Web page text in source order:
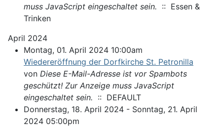
muss JavaScript eingeschaltet sein. :: Essen &
Trinken
April 2024
Montag, 01. April 2024 10:00am
Wiedereröffnung der Dorfkirche St. Petronilla
von Diese E-Mail-Adresse ist vor Spambots
geschützt! Zur Anzeige muss JavaScript
eingeschaltet sein. :: DEFAULT
Donnerstag, 18. April 2024 - Sonntag, 21. April
2024 05:00pm